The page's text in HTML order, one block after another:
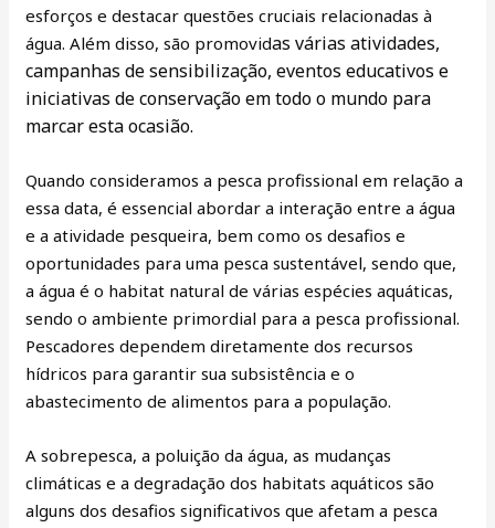
esforços e destacar questões cruciais relacionadas à
água. Além disso, são promovidas várias atividades,
campanhas de sensibilização, eventos educativos e
iniciativas de conservação em todo o mundo para
marcar esta ocasião.
Quando consideramos a pesca profissional em relação a
essa data, é essencial abordar a interação entre a água
e a atividade pesqueira, bem como os desafios e
oportunidades para uma pesca sustentável, sendo que,
a água é o habitat natural de várias espécies aquáticas,
sendo o ambiente primordial para a pesca profissional.
Pescadores dependem diretamente dos recursos
hídricos para garantir sua subsistência e o
abastecimento de alimentos para a população.
A sobrepesca, a poluição da água, as mudanças
climáticas e a degradação dos habitats aquáticos são
alguns dos desafios significativos que afetam a pesca